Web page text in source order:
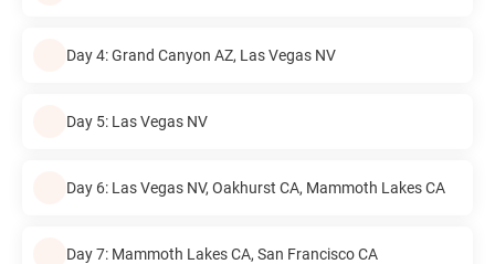
Day 4: Grand Canyon AZ, Las Vegas NV
Day 5: Las Vegas NV
Day 6: Las Vegas NV, Oakhurst CA, Mammoth Lakes CA
Day 7: Mammoth Lakes CA, San Francisco CA